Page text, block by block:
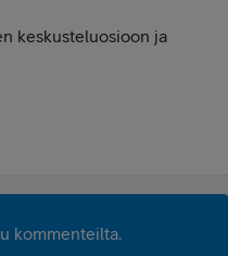
keskusteluosioon ja
kommenteilta.